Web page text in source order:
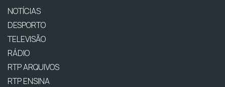
NOTÍCIAS
DESPORTO
TELEVISÃO
RÁDIO
RTP ARQUIVOS
RTP ENSINA